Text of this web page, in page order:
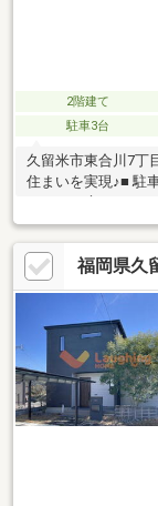
2階建て
駐車3台
久留米市東合川7丁
住まいを実現♪■ 駐
麗にお住まいいた
ださい♪
福岡県久